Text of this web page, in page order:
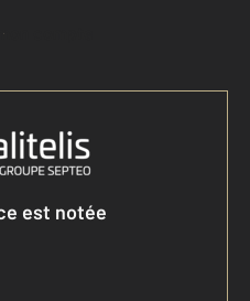
compte
est notée